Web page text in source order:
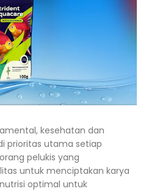
kesehatan dan
prioritas utama setiap
pelukis yang
untuk menciptakan karya
optimal untuk